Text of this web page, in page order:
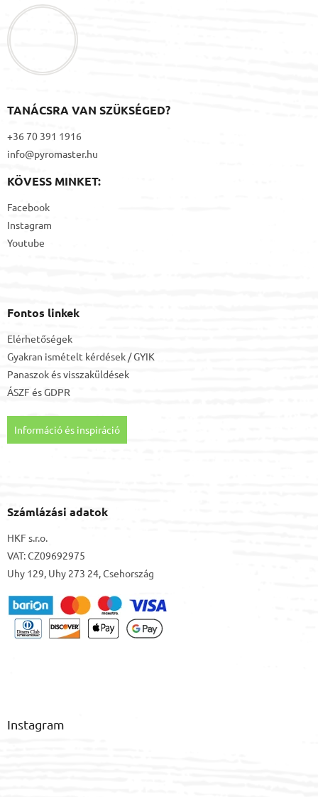
TANÁCSRA VAN SZÜKSÉGED?
+36 70 391 1916
info@pyromaster.hu
KÖVESS MINKET:
Facebook
Instagram
Youtube
Fontos linkek
Elérhetőségek
Gyakran ismételt kérdések / GYIK
Panaszok és visszaküldések
ÁSZF ésGDPR
Információ és inspiráció
Számlázási adatok
HKF s.r.o.
VAT: CZ09692975
Uhy 129, Uhy 273 24, Csehország
Instagram